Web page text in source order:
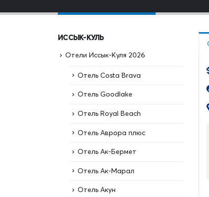
ИССЫК-КУЛЬ
Отели Иссык-Куля 2026
Отель Costa Brava
Отель Goodlake
Отель Royal Beach
Отель Аврора плюс
Отель Ак-Бермет
Отель Ак-Марал
Отель Акун